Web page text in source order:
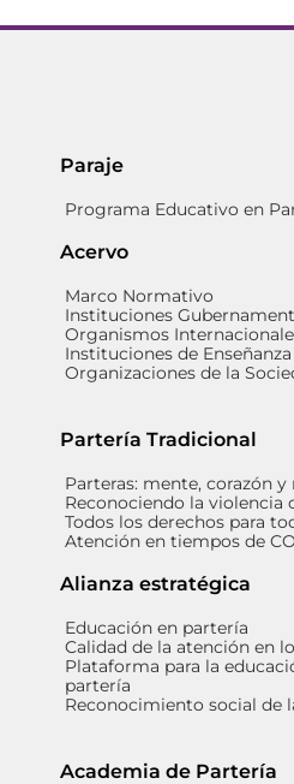
Paraje
Programa Educativo en
Acervo
Marco Normativo
Instituciones
Organismos
Instituciones de
Organizaciones de la
Partería Tradicional
Parteras: mente, corazón y
Reconociendo la violencia
Todos los derechos para
Atención en tiempos de
Alianza estratégica
Educación en partería
Calidad de la atención en
Plataforma para la
partería
Reconocimiento social de
Academia de Partería